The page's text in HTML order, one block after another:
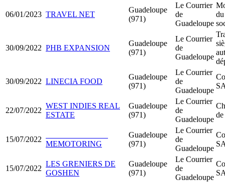
06/01/2023 TRAVEL NET
Guadeloupe
(971)
Le Courrier
de
Guadeloupe
30/09/2022 PHB EXPANSION
Guadeloupe
(971)
Le Courrier
de
Guadeloupe
30/09/2022 LINECIA FOOD
Guadeloupe
(971)
Le Courrier
de
Guadeloupe
22/07/2022
WEST INDIES REAL
ESTATE
Guadeloupe
(971)
Le Courrier
de
Guadeloupe
15/07/2022
MEMOTORING
Guadeloupe
(971)
Le Courrier
de
Guadeloupe
15/07/2022
LES GRENIERS DE
GOSHEN
Guadeloupe
(971)
Le Courrier
de
Guadeloupe